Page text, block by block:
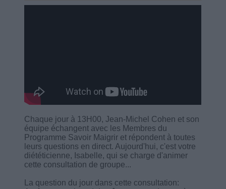
Chaque jour à 13H00, Jean-Michel Cohen et son
équipe échangent avec les Membres du
Programme Savoir Maigrir et répondent à toutes
leurs questions en direct. Aujourd'hui, c'est votre
diététicienne, Isabelle, qui se charge d'animer
cette consultation de groupe...
La question du jour dans cette consultation: